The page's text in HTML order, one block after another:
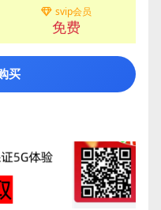
svip会员
免费
买